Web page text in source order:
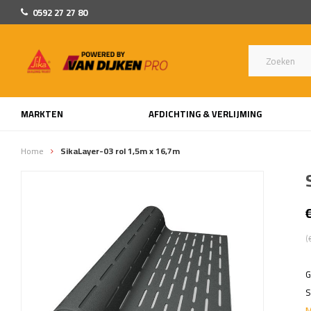
0592 27 27 80
MARKTEN AFDICHTING & VERLIJMING
Home SikaLayer-03 rol 1,5m x 16,7m